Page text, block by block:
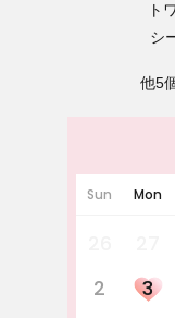
ト
シ
他5
Sun Mon
2
3